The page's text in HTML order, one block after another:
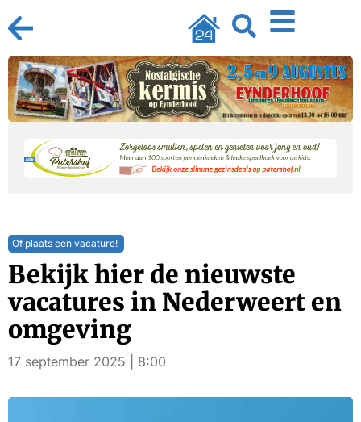
Of plaats een vacature!
Bekijk hier de nieuwste
vacatures in Nederweert en
omgeving
17 september 2025 | 8:00